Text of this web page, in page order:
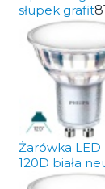
słupek grafit
Żarówka LED
120D biała